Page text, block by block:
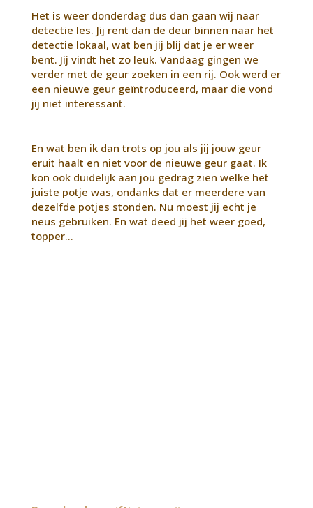
Het is weer donderdag dus dan gaan wij naar
detectie les. Jij rent dan de deur binnen naar het
detectie lokaal, wat ben jij blij dat je er weer
bent. Jij vindt het zo leuk. Vandaag gingen we
verder met de geur zoeken in een rij. Ook werd er
een nieuwe geur geïntroduceerd, maar die vond
jij niet interessant.
En wat ben ik dan trots op jou als jij jouw geur
eruit haalt en niet voor de nieuwe geur gaat. Ik
kon ook duidelijk aan jou gedrag zien welke het
juiste potje was, ondanks dat er meerdere van
dezelfde potjes stonden. Nu moest jij echt je
neus gebruiken. En wat deed jij het weer goed,
topper…